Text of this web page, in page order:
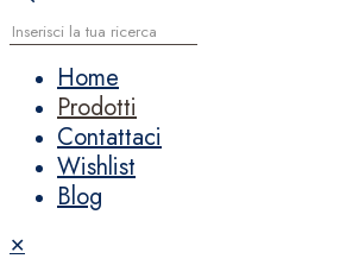
Home
Prodotti
Contattaci
Wishlist
Blog
✕